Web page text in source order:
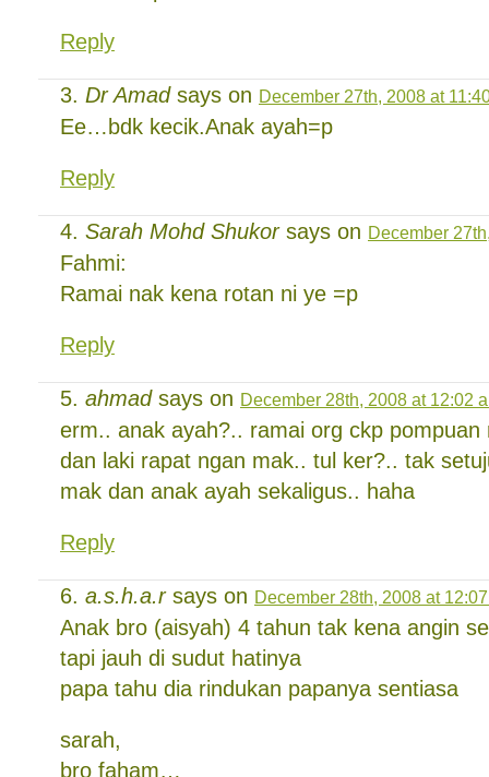
Reply
Dr Amadsays on December 27th, 2008 at
Ee…bdk kecik.Anak ayah=p
Reply
Sarah Mohd Shukorsays on December
Fahmi:
Ramai nak kena rotan ni ye =p
Reply
ahmadsays on December 28th, 2008 at 12:02
erm.. anak ayah?.. ramai org ckp pompuan
dan laki rapat ngan mak.. tul ker?.. tak
mak dan anak ayah sekaligus.. haha
Reply
a.s.h.a.rsays on December 28th, 2008 at
Anak bro (aisyah) 4 tahun tak kena angin
tapi jauh di sudut hatinya
papa tahu dia rindukan papanya sentiasa
sarah,
bro faham…